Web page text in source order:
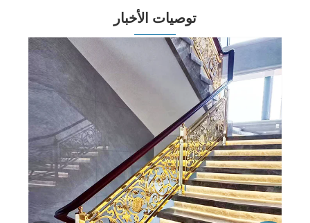
توصيات الأخبار